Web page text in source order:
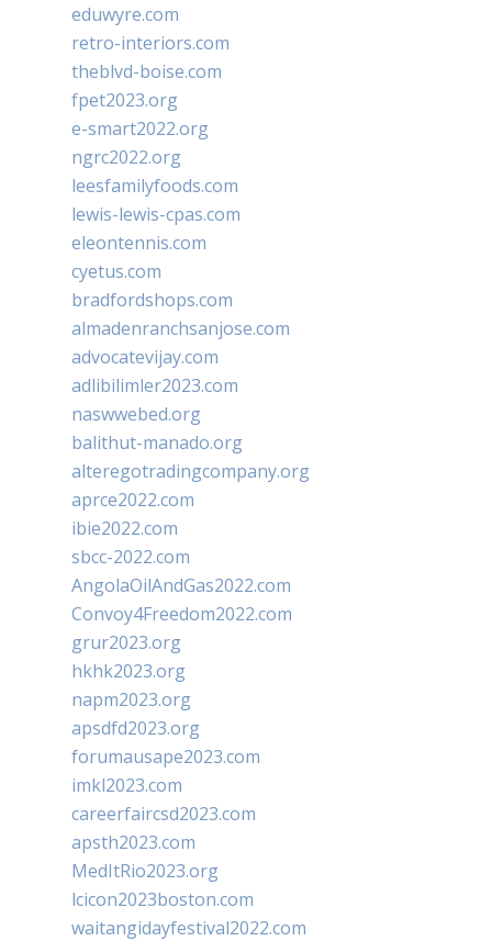
eduwyre.com
retro-interiors.com
theblvd-boise.com
fpet2023.org
e-smart2022.org
ngrc2022.org
leesfamilyfoods.com
lewis-lewis-cpas.com
eleontennis.com
cyetus.com
bradfordshops.com
almadenranchsanjose.com
advocatevijay.com
adlibilimler2023.com
naswwebed.org
balithut-manado.org
alteregotradingcompany.org
aprce2022.com
ibie2022.com
sbcc-2022.com
AngolaOilAndGas2022.com
Convoy4Freedom2022.com
grur2023.org
hkhk2023.org
napm2023.org
apsdfd2023.org
forumausape2023.com
imkl2023.com
careerfaircsd2023.com
apsth2023.com
MedItRio2023.org
lcicon2023boston.com
waitangidayfestival2022.com